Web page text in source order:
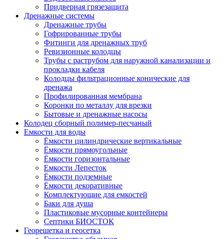
Придверная грязезащита
Дренажные системы
Дренажные трубы
Гофрированные трубы
Фитинги для дренажных труб
Ревизионные колодцы
Трубы с раструбом для наружной канализации и
прокладки кабеля
Колодцы фильтрационные конические для
дренажа
Профилированная мембрана
Коронки по металлу для врезки
Бытовые и дренажные насосы
Колодец сборный полимер-песчаный
Емкости для воды
Ёмкости цилиндрические вертикальные
Ёмкости прямоугольные
Ёмкости горизонтальные
Емкости Лепесток
Ёмкости подземные
Ёмкости декоративные
Комплектующие для емкостей
Баки для душа
Пластиковые мусорные контейнеры
Септики БИОСТОК
Георешетка и геосетка